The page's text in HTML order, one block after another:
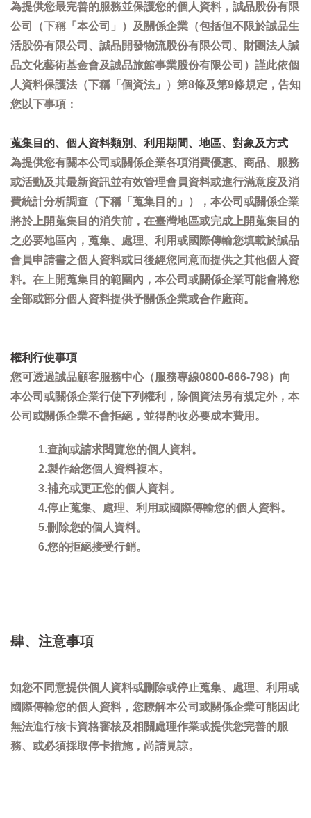
為提供您最完善的服務並保護您的個人資料，誠品股份有限
公司（下稱「本公司」）及關係企業（包括但不限於誠品生
活股份有限公司、誠品開發物流股份有限公司、財團法人誠
品文化藝術基金會及誠品旅館事業股份有限公司）謹此依個
人資料保護法（下稱「個資法」）第8條及第9條規定，告知
您以下事項：
蒐集目的、個人資料類別、利用期間、地區、對象及方式
為提供您有關本公司或關係企業各項消費優惠、商品、服務
或活動及其最新資訊並有效管理會員資料或進行滿意度及消
費統計分析調查（下稱「蒐集目的」），本公司或關係企業
將於上開蒐集目的消失前，在臺灣地區或完成上開蒐集目的
之必要地區內，蒐集、處理、利用或國際傳輸您填載於誠品
會員申請書之個人資料或日後經您同意而提供之其他個人資
料。在上開蒐集目的範圍內，本公司或關係企業可能會將您
全部或部分個人資料提供予關係企業或合作廠商。
權利行使事項
您可透過誠品顧客服務中心（服務專線0800-666-798）向
本公司或關係企業行使下列權利，除個資法另有規定外，本
公司或關係企業不會拒絕，並得酌收必要成本費用。
1.查詢或請求閱覽您的個人資料。
2.製作給您個人資料複本。
3.補充或更正您的個人資料。
4.停止蒐集、處理、利用或國際傳輸您的個人資料。
5.刪除您的個人資料。
6.您的拒絕接受行銷。
肆、注意事項
如您不同意提供個人資料或刪除或停止蒐集、處理、利用或
國際傳輸您的個人資料，您膫解本公司或關係企業可能因此
無法進行核卡資格審核及相關處理作業或提供您完善的服
務、或必須採取停卡措施，尚請見諒。